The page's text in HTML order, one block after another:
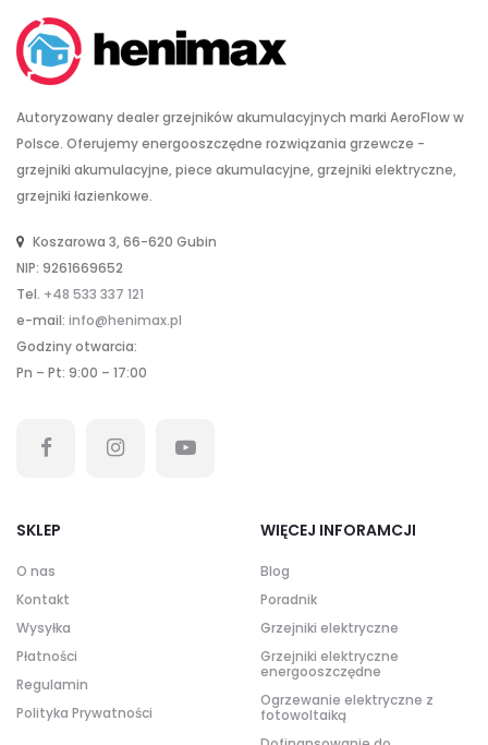
Autoryzowany dealer grzejników akumulacyjnych marki AeroFlow w
Polsce. Oferujemy energooszczędne rozwiązania grzewcze -
grzejniki akumulacyjne, piece akumulacyjne, grzejniki elektryczne,
grzejniki łazienkowe.
Koszarowa 3, 66-620 Gubin
NIP: 9261669652
Tel. +48 533 337 121
e-mail: info@henimax.pl
Godziny otwarcia:
Pn – Pt: 9:00 – 17:00
SKLEP
O nas
Kontakt
Wysyłka
Płatności
Regulamin
Polityka Prywatności
WIĘCEJ INFORAMCJI
Blog
Poradnik
Grzejniki elektryczne
Grzejniki elektryczne
energooszczędne
Ogrzewanie elektryczne z
fotowoltaiką